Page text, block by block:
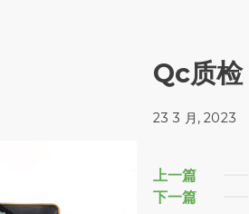
Qc质检
23 3 月, 2023